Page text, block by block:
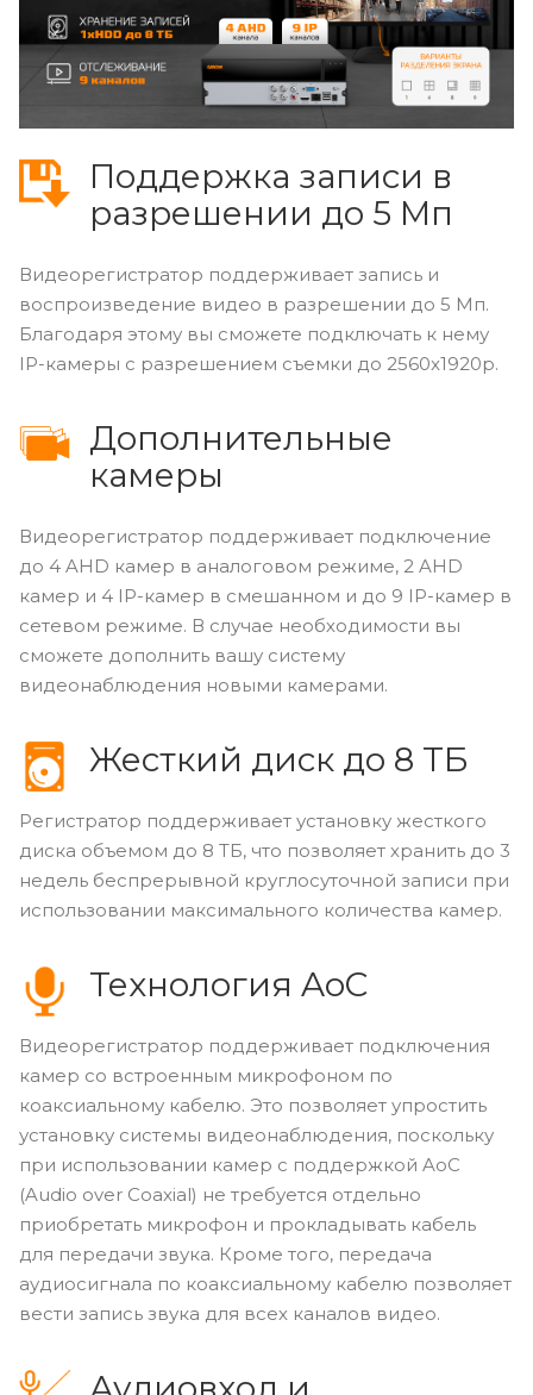
Поддержка записи в
разрешении до 5 Мп
Видеорегистратор поддерживает запись и
воспроизведение видео в разрешении до 5 Мп.
Благодаря этому вы сможете подключать к нему
IP-камеры с разрешением съемки до 2560x1920p.
Дополнительные
камеры
Видеорегистратор поддерживает подключение
до 4 AHD камер в аналоговом режиме, 2 AHD
камер и 4 IP-камер в смешанном и до 9 IP-камер в
сетевом режиме. В случае необходимости вы
сможете дополнить вашу систему
видеонаблюдения новыми камерами.
Жесткий диск до 8 ТБ
Регистратор поддерживает установку жесткого
диска объемом до 8 ТБ, что позволяет хранить до 3
недель беспрерывной круглосуточной записи при
использовании максимального количества камер.
Технология AoC
Видеорегистратор поддерживает подключения
камер со встроенным микрофоном по
коаксиальному кабелю. Это позволяет упростить
установку системы видеонаблюдения, поскольку
при использовании камер с поддержкой AoC
(Audio over Coaxial) не требуется отдельно
приобретать микрофон и прокладывать кабель
для передачи звука. Кроме того, передача
аудиосигнала по коаксиальному кабелю позволяет
вести запись звука для всех каналов видео.